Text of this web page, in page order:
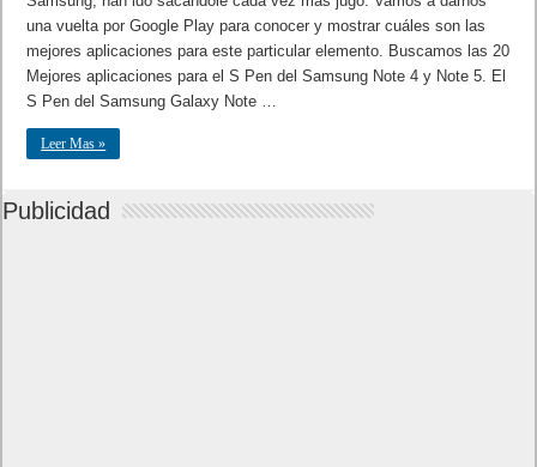
una vuelta por Google Play para conocer y mostrar cuáles son las
mejores aplicaciones para este particular elemento. Buscamos las 20
Mejores aplicaciones para el S Pen del Samsung Note 4 y Note 5. El
S Pen del Samsung Galaxy Note …
Leer Mas »
Publicidad